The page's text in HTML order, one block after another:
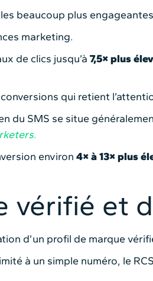
beaucoup plus
marketing.
de clics jusqu’à 7,5× plus
qui retient
du SMS se situe
.
environ 4× à 13× plus
vérifié et
d’un profil de marque
à un simple numéro, le